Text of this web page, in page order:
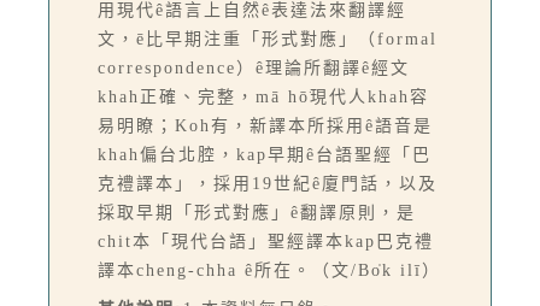
用現代ê語言上自然ê表達法來翻譯經
文，ē比早期注重「形式對應」（formal
correspondence）ê理論所翻譯ê經文
khah正確、完整，mā hō͘現代人khah容
易明瞭；Koh有，新譯本所採用ê語音是
khah偏台北腔，kap早期ê台語聖經「巴
克禮譯本」，採用19世紀ê廈門話，以及
採取早期「形式對應」ê翻譯原則，是
chit本「現代台語」聖經譯本kap巴克禮
譯本cheng-chha ê所在。（文/Bo̍k ilī）